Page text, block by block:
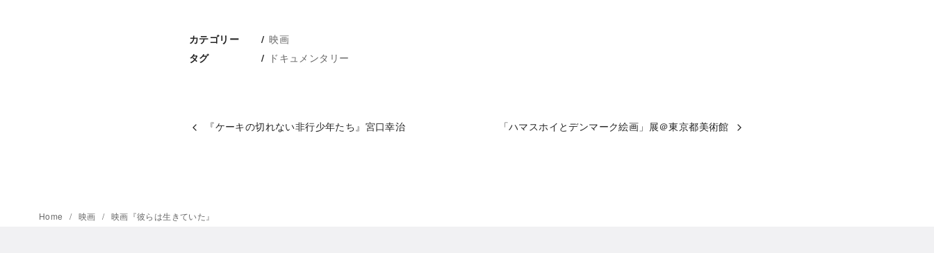
カテゴリー 映画
タグ ドキュメンタリー
『ケーキの切れない非行少年たち』宮口幸治 「ハマスホイとデンマーク絵画」展＠東京都美術館
Home 映画 映画『彼らは生きていた』